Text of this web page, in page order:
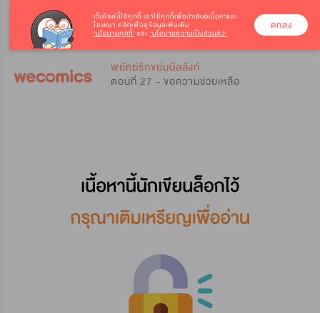
พยัคฆ์รักขย่มบัลลังก์
ตอนที่ 27 - ขอความช่วยเหลือ
เว็บไซต์นี้ใช้คุกกี้ เราใช้คุกกี้เพื่อนำเสนอเนื้อหาและ
โฆษณา คลิกเพื่อดูข้อมูลเพิ่มเติม
‘นโยบายคุกกี้’ และ ‘นโยบายความเป็นส่วนตัว’
ตกลง